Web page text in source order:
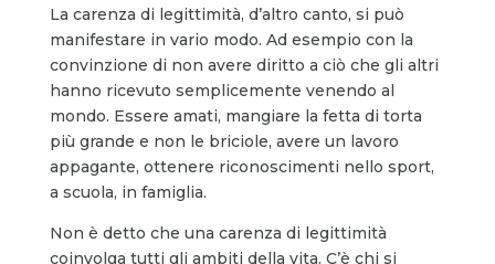
La carenza di legittimità, d’altro canto, si può
manifestare in vario modo. Ad esempio con la
convinzione di non avere diritto a ciò che gli altri
hanno ricevuto semplicemente venendo al
mondo. Essere amati, mangiare la fetta di torta
più grande e non le briciole, avere un lavoro
appagante, ottenere riconoscimenti nello sport,
a scuola, in famiglia.
Non è detto che una carenza di legittimità
coinvolga tutti gli ambiti della vita. C’è chi si